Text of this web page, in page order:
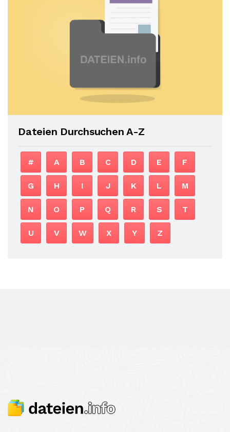
Dateien Durchsuchen A-Z
# A B C D E F
G H I J K L M
N O P Q R S T
U V W X Y Z